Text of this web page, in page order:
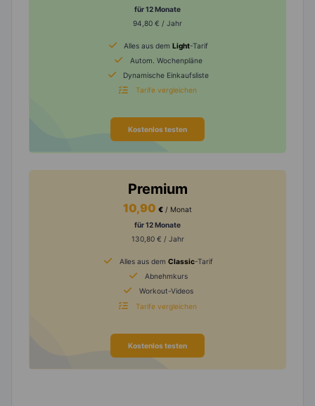
für 12 Monate
94,80 € / Jahr
Alles aus dem Light-Tarif
Autom. Wochenpläne
Dynamische Einkaufsliste
Tarife vergleichen
Kostenlos testen
Premium
10,90 € / Monat
für 12 Monate
130,80 € / Jahr
Alles aus dem Classic-Tarif
Abnehmkurs
Workout-Videos
Tarife vergleichen
Kostenlos testen